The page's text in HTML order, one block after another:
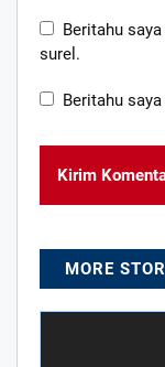
Beritahu
surel.
Beritahu
MORE